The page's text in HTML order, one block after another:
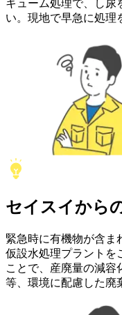
キューム処理で、し尿
い。現地で早急に処理
セイスイから
緊急時に有機物が含ま
仮設水処理プラントを
ことで、産廃量の減容
等、環境に配慮した廃